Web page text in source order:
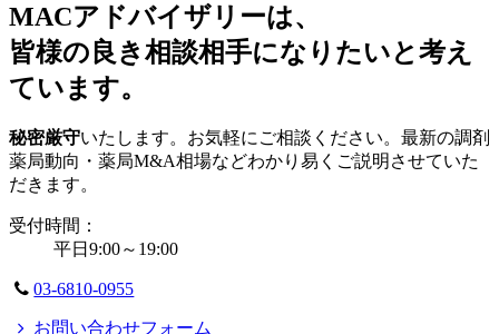
MACアドバイザリーは、
皆様の良き相談相手になりたいと考え
ています。
秘密厳守いたします。お気軽にご相談ください。最新の調剤
薬局動向・薬局M&A相場などわかり易くご説明させていた
だきます。
受付時間：
平日9:00～19:00
03-6810-0955
お問い合わせフォーム